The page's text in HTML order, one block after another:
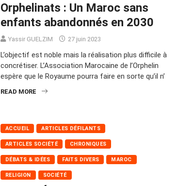
Orphelinats : Un Maroc sans
enfants abandonnés en 2030
Yassir GUELZIM 27 juin 2023
L’objectif est noble mais la réalisation plus difficile à
concrétiser. L’Association Marocaine de l’Orphelin
espère que le Royaume pourra faire en sorte qu’il n’
READ MORE
ACCUEIL ARTICLES DÉFILANTS
ARTICLES SOCIÉTÉ CHRONIQUES
DÉBATS & IDÉES FAITS DIVERS MAROC
RELIGION SOCIÉTÉ